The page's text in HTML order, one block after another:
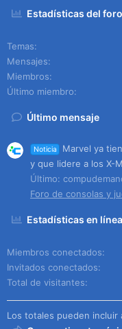
Estadísticas del foro
Temas
Mensajes
Miembros
Último miembro
Último mensaje
Noticia
Marvel ya
y que lidere a los X-
Último:
Foro de consolas y
Estadísticas en línea
Miembros conectados
Invitados conectados
Total de visitantes
Los totales pueden incluir